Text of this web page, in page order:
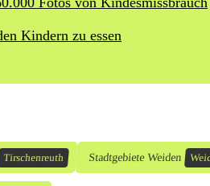
Kindern zu essen
Tirschenreuth Stadtgebiete Weiden